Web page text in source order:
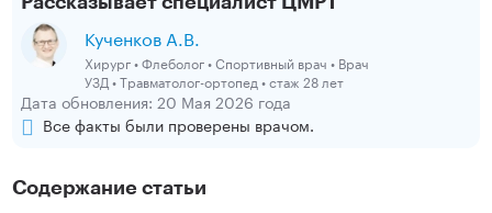
Кученков А.В.
Хирург • Флеболог • Спортивный врач • Врач
УЗД • Травматолог-ортопед • стаж 28 лет
Дата обновления: 20 Мая 2026 года
Все факты были проверены врачом.
Содержание статьи